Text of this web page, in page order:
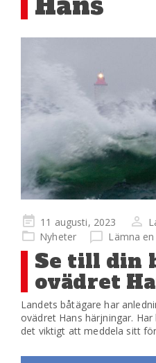
Publicerad
på
11 augusti, 2023
Nyheter
Lämna
Se till din
ovädret
Landets båtägare har
ovädret Hans härjningar.
det viktigt att meddela sitt